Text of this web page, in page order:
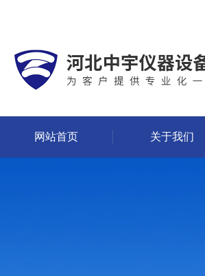
网站首页 关于我们